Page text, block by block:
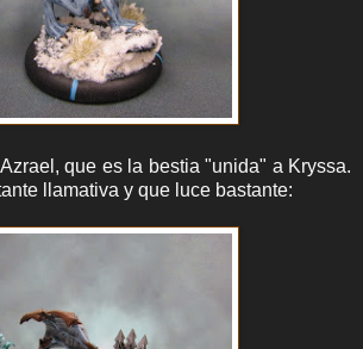
que es la bestia "unida" a Kryssa.
llamativa y que luce bastante: